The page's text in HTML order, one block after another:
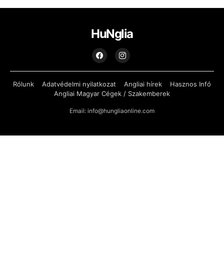
HuNglia
Rólunk Adatvédelmi nyilatkozat Angliai hírek
Hasznos Infó
Angliai Magyar Cégek / Szakemberek
Email: info@hungliaonline.com